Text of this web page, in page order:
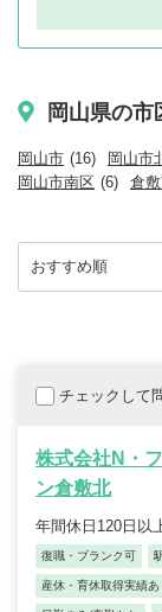
岡山県の市
岡山市 (16) 岡山市
岡山市南区 (6) 倉
チェックして
株式会社N・
ン倉敷北
年間休日120日以
復職・ブランク可
産休・育休取得実績あ